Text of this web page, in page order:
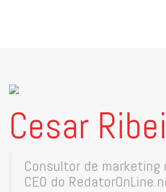
Cesar
Consultor de marketing
CEO do